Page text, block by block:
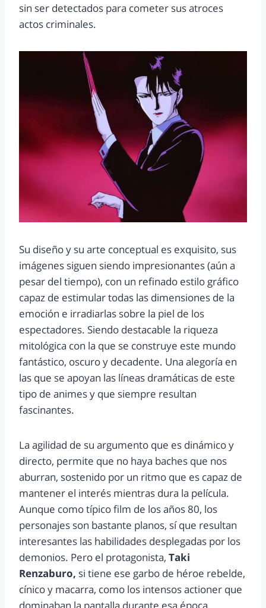
sin ser detectados para cometer sus atroces
actos criminales.
Su diseño y su arte conceptual es exquisito, sus
imágenes siguen siendo impresionantes (aún a
pesar del tiempo), con un refinado estilo gráfico
capaz de estimular todas las dimensiones de la
emoción e irradiarlas sobre la piel de los
espectadores. Siendo destacable la riqueza
mitológica con la que se construye este mundo
fantástico, oscuro y decadente. Una alegoría en
las que se apoyan las líneas dramáticas de este
tipo de animes y que siempre resultan
fascinantes.
La agilidad de su argumento que es dinámico y
directo, permite que no haya baches que nos
aburran, sostenido por un ritmo que es capaz de
mantener el interés mientras dura la película.
Aunque como típico film de los años 80, los
personajes son bastante planos, sí que resultan
interesantes las habilidades desplegadas por los
demonios. Pero el protagonista, Taki
Renzaburo, si tiene ese garbo de héroe rebelde,
cínico y macarra, como los intensos actioner que